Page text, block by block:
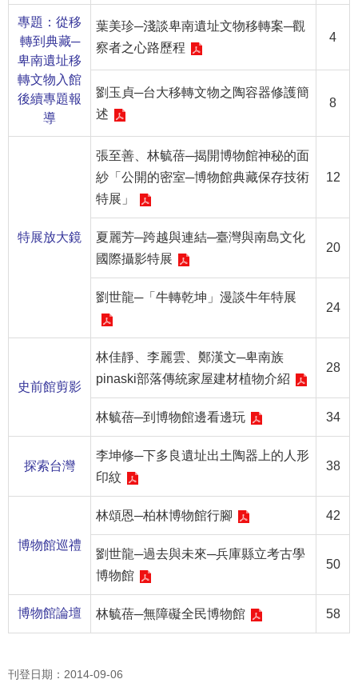
等
專
區
友
措
服
站
覽
料
告
私
專題：從移
轉到典藏─
卑南遺址移
轉文物入館
後續專題報
導
葉美珍─淺談卑南遺址文物移轉案─觀
察者之心路歷程
4
劉玉貞─台大移轉文物之陶容器修護簡
述
8
特展放大鏡
張至善、林毓蓓─揭開博物館神秘的面
紗「公開的密室─博物館典藏保存技術
特展」
12
夏麗芳─跨越與連結─臺灣與南島文化
國際攝影特展
20
劉世龍─「牛轉乾坤」漫談牛年特展
24
史前館剪影
林佳靜、李麗雲、鄭漢文─卑南族
pinaski部落傳統家屋建材植物介紹
28
林毓蓓─到博物館邊看邊玩 34
探索台灣
李坤修─下多良遺址出土陶器上的人形
印紋
38
博物館巡禮
林頌恩─柏林博物館行腳 42
劉世龍─過去與未來─兵庫縣立考古學
博物館
50
博物館論壇 林毓蓓─無障礙全民博物館 58
刊登日期：2014-09-06